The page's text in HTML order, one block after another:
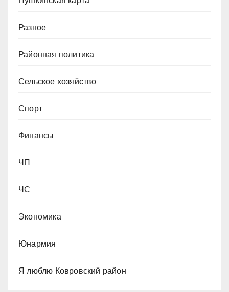
Разное
Районная политика
Сельское хозяйство
Спорт
Финансы
ЧП
ЧС
Экономика
Юнармия
Я люблю Ковровский район